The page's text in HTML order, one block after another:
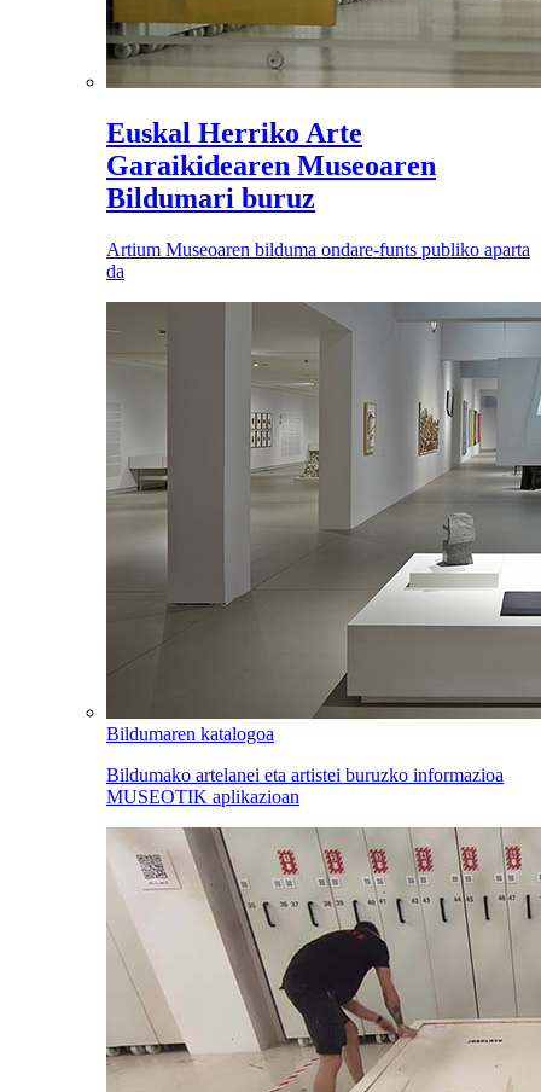
Euskal Herriko Arte
Garaikidearen Museoaren
Bildumari buruz
Artium Museoaren bilduma ondare-funts publiko aparta
da
Bildumaren katalogoa
Bildumako artelanei eta artistei buruzko informazioa
MUSEOTIK aplikazioan